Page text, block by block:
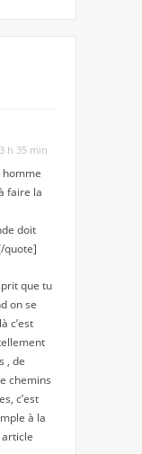
h 35 min
homme
faire la
doit
quote]
que tu
on se
c’est
, de
chemins
c’est
à la